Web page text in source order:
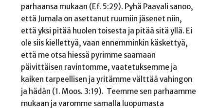
parhaansa mukaan (Ef. 5:29). Pyhä Paavali sanoo,
että Jumala on asettanut ruumiin jäsenet niin,
että yksi pitää huolen toisesta ja pitää sitä yllä. Ei
ole siis kiellettyä, vaan ennemminkin käskettyä,
että me otsa hiessä pyrimme saamaan
päivittäisen ravintomme, vaatetuksemme ja
kaiken tarpeellisen ja yritämme välttää vahingon
ja hädän (1. Moos. 3:19). Teemme sen parhaamme
mukaan ja varomme samalla luopumasta